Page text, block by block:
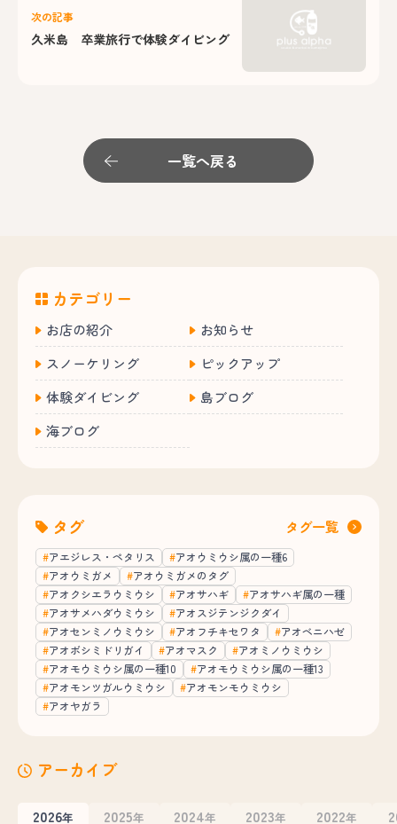
次の記事
久米島 卒業旅行で体験ダイビング
一覧へ戻る
カテゴリー
お店の紹介
お知らせ
スノーケリング
ピックアップ
体験ダイビング
島ブログ
海ブログ
タグ タグ一覧
アエジレス・ペタリス
アオウミウシ属の一種6
アオウミガメ
アオウミガメのタグ
アオクシエラウミウシ
アオサハギ
アオサハギ属の一種
アオサメハダウミウシ
アオスジテンジクダイ
アオセンミノウミウシ
アオフチキセワタ
アオベニハゼ
アオボシミドリガイ
アオマスク
アオミノウミウシ
アオモウミウシ属の一種10
アオモウミウシ属の一種13
アオモンツガルウミウシ
アオモンモウミウシ
アオヤガラ
アーカイブ
2026年 2025年 2024年 2023年 2022年